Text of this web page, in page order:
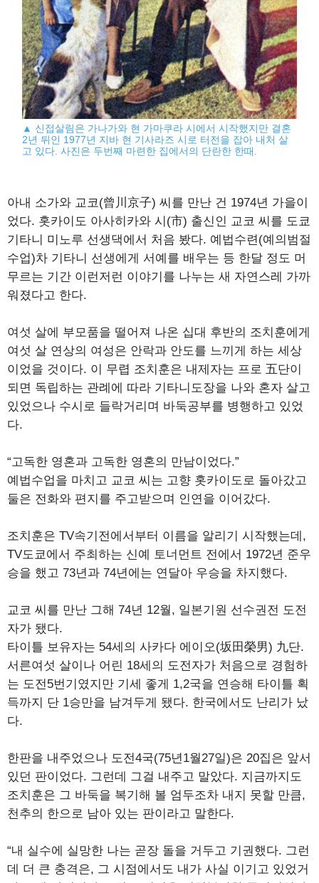
▲ 신접살림은 가나가와 현 가마쿠라 시에서 시작했지만 결혼
2년 뒤인 1977년 지바 현 기사라즈 시로 터전을 잡아 내처 살
고 있다. 사진은 두번째 마련한 집에서의 단란한 한때.
아내 소가와 교코(曾川京子) 씨를 만난 건 1974년 가을이
었다. 홋카이도 아사히카와 시(市) 출신인 교코 씨를 도쿄
기타니 미노루 선생댁에서 처음 봤다. 예법수련(예의범절
수업)차 기타니 선생에게 서예를 배우는 등 한달 정도 머
무르는 기간 이런저런 이야기를 나누는 새 자연스레 가까
워졌다고 한다.
여섯 살에 부모품을 떨어져 나온 십대 후반의 조치훈에게
여섯 살 연상의 여성은 안락과 안도를 느끼게 하는 세상
이었을 것이다. 이 무렵 조치훈은 내제자는 프로 五단이
되면 독립하는 관례에 따라 기타니도장을 나와 혼자 살고
있었으나 수시로 들락거리며 바둑공부를 병행하고 있었
다.
“고독한 영혼과 고독한 영혼의 만남이었다.”
예법수업을 마치고 교코 씨는 고향 홋카이도로 돌아갔고
둘은 전화와 편지를 주고받으며 인연을 이어갔다.
조치훈은 TV속기전에서부터 이름을 알리기 시작했는데,
TV도쿄에서 주최하는 신예 토너먼트 전에서 1972년 준우
승을 했고 73년과 74년에는 연달아 우승을 차지했다.
교코 씨를 만난 그해 74년 12월, 일본기원 선수권전 도전
자가 됐다.
타이틀 보유자는 54세의 사카다 에이오(坂田榮男) 九단.
서른여섯 살이나 어린 18세의 도전자가 처음으로 경험하
는 도전5번기였지만 기세 좋게 1,2국을 연승해 타이틀 획
득까지 단 1승만을 남겨두게 됐다. 한국에서도 난리가 났
다.
한판을 내주었으나 도전4국(75년1월27일)은 20집은 앞서
있던 판이었다. 그런데 그걸 내주고 말았다. 지금까지도
조치훈은 그 바둑을 복기해 볼 엄두조차 내지 못할 만큼,
천추의 한으로 남아 있는 판이라고 말한다.
“내 실수에 실망한 나는 곧장 돌을 거두고 기권했다. 그런
데 더 큰 충격은, 그 시점에서도 내가 사실 이기고 있었거